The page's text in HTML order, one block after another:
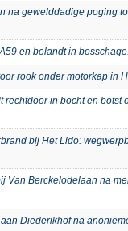
na gewelddadige poging
en belandt in
rook onder motorkap in
rechtdoor in bocht en botst
bij Het Lido:
Van Berckelodelaan na
Diederikhof na